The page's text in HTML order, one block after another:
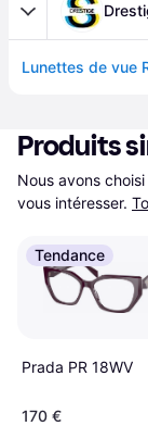
Produits
Nous avons
vous intéresser.
Tendance
Prada PR 18WV
170 €